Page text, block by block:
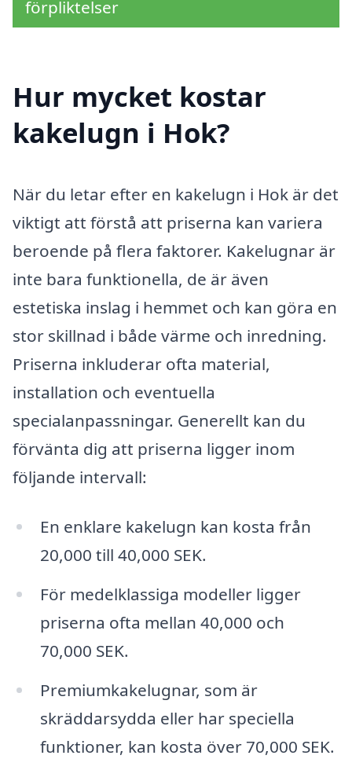
förpliktelser
Hur mycket kostar
kakelugn i Hok?
När du letar efter en kakelugn i Hok är det
viktigt att förstå att priserna kan variera
beroende på flera faktorer. Kakelugnar är
inte bara funktionella, de är även
estetiska inslag i hemmet och kan göra en
stor skillnad i både värme och inredning.
Priserna inkluderar ofta material,
installation och eventuella
specialanpassningar. Generellt kan du
förvänta dig att priserna ligger inom
följande intervall:
En enklare kakelugn kan kosta från
20,000 till 40,000 SEK.
För medelklassiga modeller ligger
priserna ofta mellan 40,000 och
70,000 SEK.
Premiumkakelugnar, som är
skräddarsydda eller har speciella
funktioner, kan kosta över 70,000 SEK.